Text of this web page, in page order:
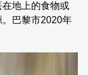
地上的食物或
巴黎市2020年